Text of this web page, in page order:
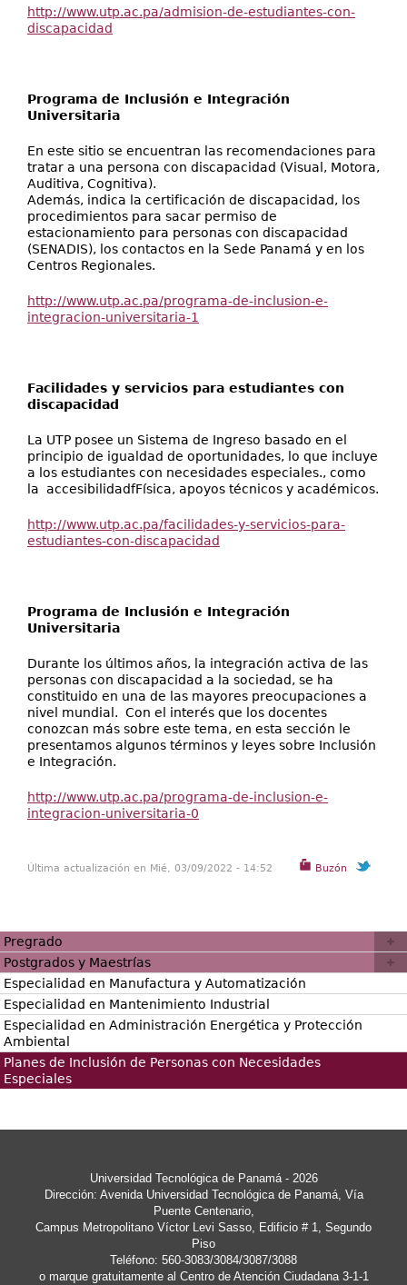
http://www.utp.ac.pa/admision-de-estudiantes-con-
discapacidad
Programa de Inclusión e Integración
Universitaria
En este sitio se encuentran las recomendaciones para
tratar a una persona con discapacidad (Visual, Motora,
Auditiva, Cognitiva).
Además, indica la certificación de discapacidad, los
procedimientos para sacar permiso de
estacionamiento para personas con discapacidad
(SENADIS), los contactos en la Sede Panamá y en los
Centros Regionales.
http://www.utp.ac.pa/programa-de-inclusion-e-
integracion-universitaria-1
Facilidades y servicios para estudiantes con
discapacidad
La UTP posee un Sistema de Ingreso basado en el
principio de igualdad de oportunidades, lo que incluye
a los estudiantes con necesidades especiales., como
la accesibilidadfFísica, apoyos técnicos y académicos.
http://www.utp.ac.pa/facilidades-y-servicios-para-
estudiantes-con-discapacidad
Programa de Inclusión e Integración
Universitaria
Durante los últimos años, la integración activa de las
personas con discapacidad a la sociedad, se ha
constituido en una de las mayores preocupaciones a
nivel mundial. Con el interés que los docentes
conozcan más sobre este tema, en esta sección le
presentamos algunos términos y leyes sobre Inclusión
e Integración.
http://www.utp.ac.pa/programa-de-inclusion-e-
integracion-universitaria-0
Buzón
Última actualización en Mié, 03/09/2022 - 14:52
Pregrado
Postgrados y Maestrías
Especialidad en Manufactura y Automatización
Especialidad en Mantenimiento Industrial
Especialidad en Administración Energética y Protección
Ambiental
Planes de Inclusión de Personas con Necesidades
Especiales
Universidad Tecnológica de Panamá - 2026
Dirección: Avenida Universidad Tecnológica de Panamá, Vía
Puente Centenario,
Campus Metropolitano Víctor Levi Sasso, Edificio # 1, Segundo
Piso
Teléfono: 560-3083/3084/3087/3088
o marque gratuitamente al Centro de Atención Ciudadana 3-1-1